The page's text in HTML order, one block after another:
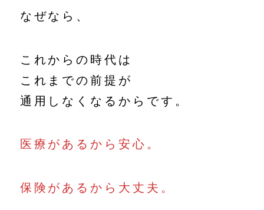
なぜなら、
これからの時代は
これまでの前提が
通用しなくなるからです。
医療があるから安心。
保険があるから大丈夫。